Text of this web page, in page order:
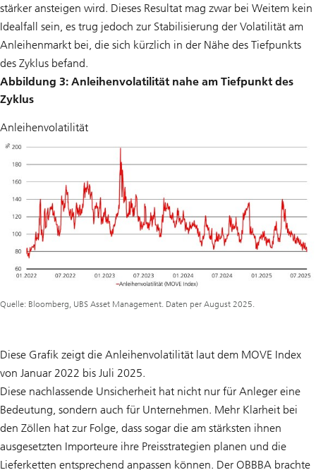
stärker ansteigen wird. Dieses Resultat mag zwar bei Weitem kein
Idealfall sein, es trug jedoch zur Stabilisierung der Volatilität am
Anleihenmarkt bei, die sich kürzlich in der Nähe des Tiefpunkts
des Zyklus befand.
Abbildung 3: Anleihenvolatilität nahe am Tiefpunkt des
Zyklus
Anleihenvolatilität
Quelle: Bloomberg, UBS Asset Management. Daten per August 2025.
Diese Grafik zeigt die Anleihenvolatilität laut dem MOVE Index
von Januar 2022 bis Juli 2025.
Diese nachlassende Unsicherheit hat nicht nur für Anleger eine
Bedeutung, sondern auch für Unternehmen. Mehr Klarheit bei
den Zöllen hat zur Folge, dass sogar die am stärksten ihnen
ausgesetzten Importeure ihre Preisstrategien planen und die
Lieferketten entsprechend anpassen können. Der OBBBA brachte